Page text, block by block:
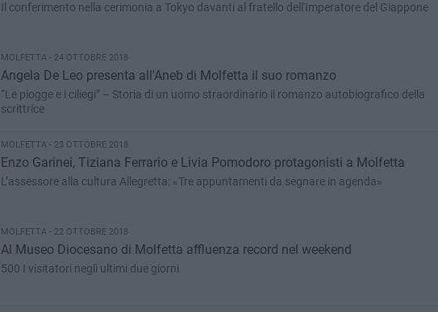
Il conferimento nella cerimonia a Tokyo davanti al fratello dell'Imperatore del Giappone
MOLFETTA - 24 OTTOBRE 2018
Angela De Leo presenta all'Aneb di Molfetta il suo romanzo
“Le piogge e i ciliegi” – Storia di un uomo straordinario il romanzo autobiografico della
scrittrice
MOLFETTA - 23 OTTOBRE 2018
Enzo Garinei, Tiziana Ferrario e Livia Pomodoro protagonisti a Molfetta
L’assessore alla cultura Allegretta: «Tre appuntamenti da segnare in agenda»
MOLFETTA - 22 OTTOBRE 2018
Al Museo Diocesano di Molfetta affluenza record nel weekend
500 I visitatori negli ultimi due giorni